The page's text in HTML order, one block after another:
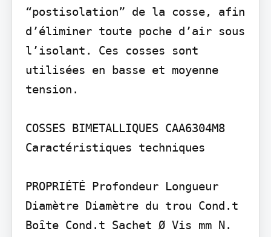
“post­isolation” de la cosse, afin
d’éliminer toute poche d’air sous
l’isolant. Ces cosses sont
utilisées en basse et moyenne
tension.
COSSES BIMETALLIQUES CAA630­4M8
Caractéristiques techniques
PROPRIÉTÉ Profondeur Longueur
Diamètre Diamètre du trou Cond.t
Boȋte Cond.t Sachet Ø Vis mm N.